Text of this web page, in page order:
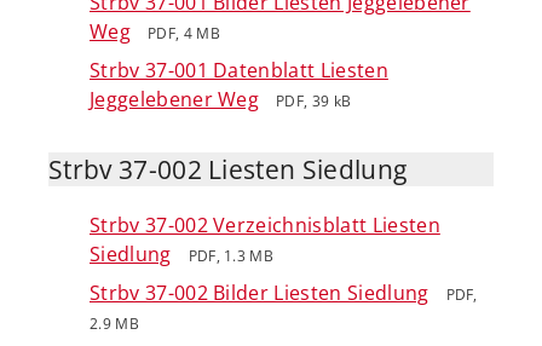
Weg
PDF, 4 MB
Strbv 37-001 Datenblatt Liesten
Jeggelebener Weg
PDF, 39 kB
Strbv 37-002 Liesten Siedlung
Strbv 37-002 Verzeichnisblatt Liesten
Siedlung
PDF, 1.3 MB
Strbv 37-002 Bilder Liesten Siedlung
PDF,
2.9 MB